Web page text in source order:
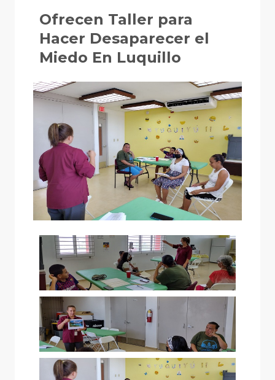
Ofrecen Taller para
Hacer Desaparecer el
Miedo En Luquillo